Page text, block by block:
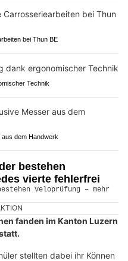
bei Thun BE
Technik
dem Handwerk
bestehen
vierte fehlerfrei
fanden im Kanton Luzern
stellten dabei ihr Können